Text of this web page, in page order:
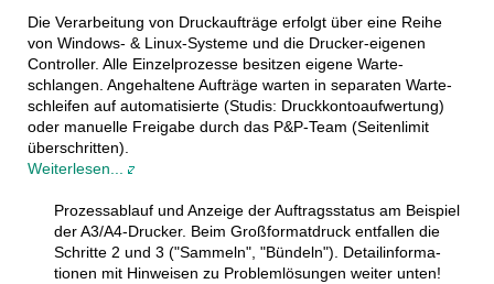
Die Verarbeitung von Druckaufträge erfolgt über eine Reihe
von Windows- & Linux-Systeme und die Drucker-eigenen
Controller. Alle Einzel­prozesse besitzen eigene Warte­
schlangen. Ange­haltene Aufträge warten in sepa­raten Warte­
schleifen auf auto­mati­sierte (Studis: Druck­konto­auf­wertung)
oder manu­elle Frei­gabe durch das P&P-Team (Seiten­limit
überschritten).
Weiterlesen...
Prozessablauf und Anzeige der Auftrags­status am Beispiel
der A3/A4-Drucker. Beim Groß­format­druck entfallen die
Schritte 2 und 3 ("Sammeln", "Bündeln"). Detail­informa­
tionen mit Hinweisen zu Problem­lösungen weiter unten!